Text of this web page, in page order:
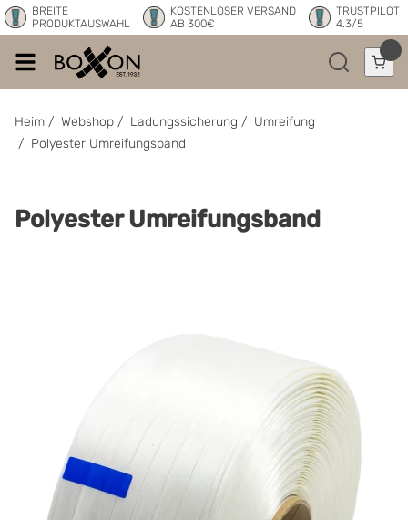
BREITE
PRODUKTAUSWAHL
KOSTENLOSER VERSAND
AB 300€
TRUSTPILOT
4.3/5
Heim / Webshop / Ladungssicherung / Umreifung
/ Polyester Umreifungsband
Polyester Umreifungsband